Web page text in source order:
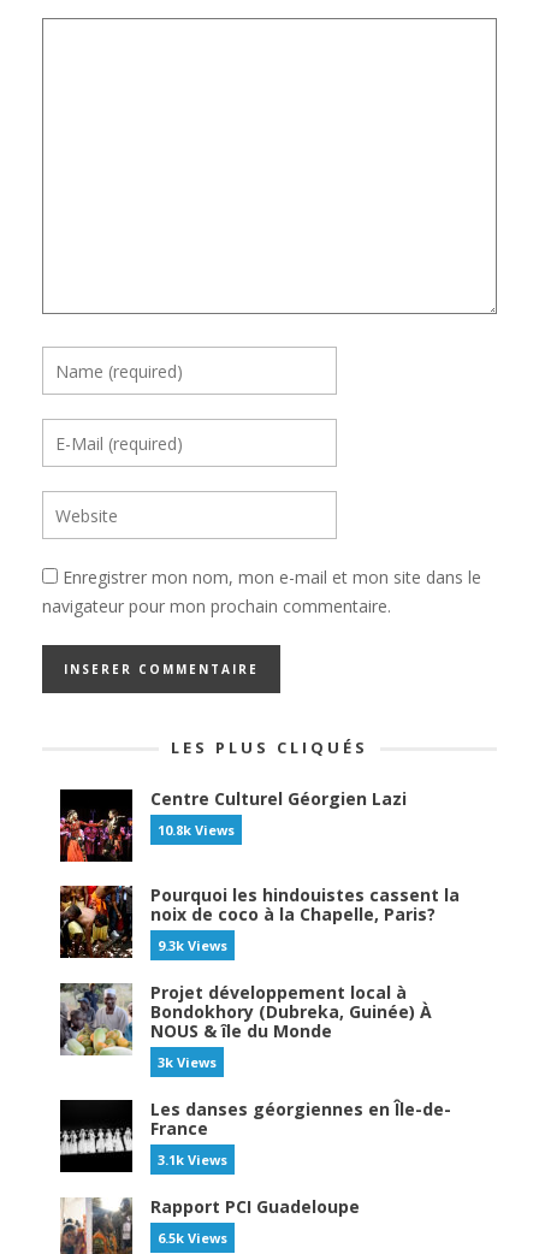
Enregistrer mon nom, mon e-mail et mon site dans le
navigateur pour mon prochain commentaire.
LES PLUS CLIQUÉS
Centre Culturel Géorgien Lazi
10.8k Views
Pourquoi les hindouistes cassent la
noix de coco à la Chapelle, Paris?
9.3k Views
Projet développement local à
Bondokhory (Dubreka, Guinée) À
NOUS & île du Monde
3k Views
Les danses géorgiennes en Île-de-
France
3.1k Views
Rapport PCI Guadeloupe
6.5k Views